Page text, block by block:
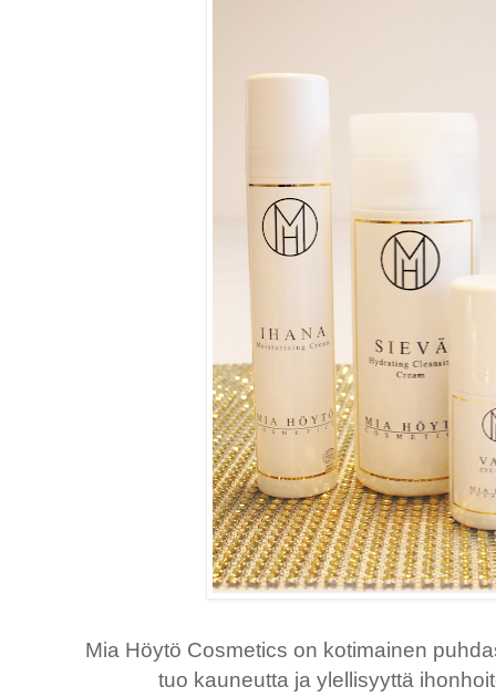
Mia Höytö Cosmetics on kotimainen
tuo kauneutta ja ylellisyyttä